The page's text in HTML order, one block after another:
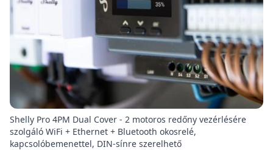
Shelly Pro 4PM Dual Cover - 2 motoros redőny vezérlésére
szolgáló WiFi + Ethernet + Bluetooth okosrelé,
kapcsolóbemenettel, DIN-sínre szerelhető